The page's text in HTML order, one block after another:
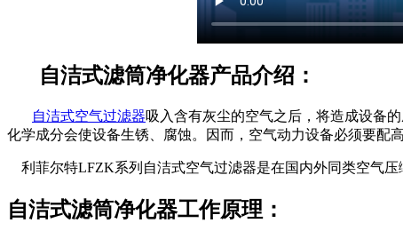
自洁式滤筒净化器产品介绍：
自洁式空气过滤器吸入含有灰尘的空气之后，将造成设备
化学成分会使设备生锈、腐蚀。因而，空气动力设备必须要配
利菲尔特LFZK系列自洁式空气过滤器是在国内外同类空气压
自洁式滤筒净化器工作原理：